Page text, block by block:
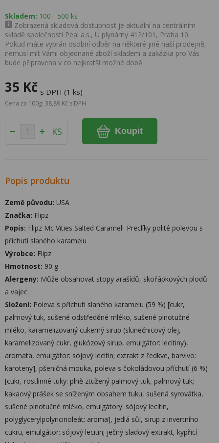
Skladem: 100 - 500 ks
Zobrazená skladová dostupnost je aktuální na centrálním
skladě společnosti Peal a.s., U plynárny 412/101, Praha 10.
Pokud máte vybrán osobní odběr na některé jiné naší prodejně,
nemusí mít Vámi objednané zboží skladem a zakázka pro Vás
bude připravena v co nejkratší možné době.
35 Kč s DPH (1 ks)
Cena za 100g: 38,89 Kč s DPH
KS Koupit
Popis produktu
Země původu: USA
Značka: Flipz
Popis: Flipz Mc Vities Salted Caramel- Preclíky polité polevou s
příchutí slaného karamelu
Výrobce: Flipz
Hmotnost: 90 g
Alergeny: Může obsahovat stopy arašídů, skořápkových plodů
a vajec.
Složení: Poleva s příchutí slaného karamelu (59 %) [cukr,
palmový tuk, sušené odstředěné mléko, sušené plnotučné
mléko, karamelizovaný cukerný sirup (slunečnicový olej,
karamelizovaný cukr, glukózový sirup, emulgátor: lecitiny),
aromata, emulgátor: sójový lecitin; extrakt z ředkve, barvivo:
karoteny], pšeničná mouka, poleva s čokoládovou příchutí (6 %)
[cukr, rostlinné tuky: plně ztužený palmový tuk, palmový tuk;
kakaový prášek se sníženým obsahem tuku, sušená syrovátka,
sušené plnotučné mléko, emulgátory: sójový lecitin,
polyglycerylpolyricinoleát; aroma], jedlá sůl, sirup z invertního
cukru, emulgátor: sójový lecitin; ječný sladový extrakt, kypřicí